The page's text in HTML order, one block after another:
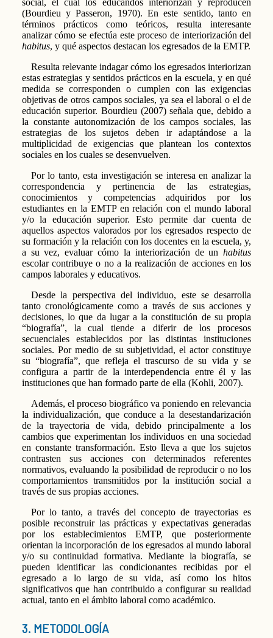
(Bourdieu y Passeron, 1970). En este sentido, tanto en
términos prácticos como teóricos, resulta interesante
analizar cómo se efectúa este proceso de interiorización del
habitus, y qué aspectos destacan los egresados de la EMTP.
Resulta relevante indagar cómo los egresados interiorizan
estas estrategias y sentidos prácticos en la escuela, y en qué
medida se corresponden o cumplen con las exigencias
objetivas de otros campos sociales, ya sea el laboral o el de
educación superior. Bourdieu (2007) señala que, debido a
la constante autonomización de los campos sociales, las
estrategias de los sujetos deben ir adaptándose a la
multiplicidad de exigencias que plantean los contextos
sociales en los cuales se desenvuelven.
Por lo tanto, esta investigación se interesa en analizar la
correspondencia y pertinencia de las estrategias,
conocimientos y competencias adquiridos por los
estudiantes en la EMTP en relación con el mundo laboral
y/o la educación superior. Esto permite dar cuenta de
aquellos aspectos valorados por los egresados respecto de
su formación y la relación con los docentes en la escuela, y,
a su vez, evaluar cómo la interiorización de unhabitus
escolar contribuye o no a la realización de acciones en los
campos laborales y educativos.
Desde la perspectiva del individuo, este se desarrolla
tanto cronológicamente como a través de sus acciones y
decisiones, lo que da lugar a la constitución de su propia
“biografía”, la cual tiende a diferir de los procesos
secuenciales establecidos por las distintas instituciones
sociales. Por medio de su subjetividad, el actor constituye
su “biografía”, que refleja el trascurso de su vida y se
configura a partir de la interdependencia entre él y las
instituciones que han formado parte de ella (Kohli, 2007).
Además, el proceso biográfico va poniendo en relevancia
la individualización, que conduce a la desestandarización
de la trayectoria de vida, debido principalmente a los
cambios que experimentan los individuos en una sociedad
en constante transformación. Esto lleva a que los sujetos
contrasten sus acciones con determinados referentes
normativos, evaluando la posibilidad de reproducir o no los
comportamientos transmitidos por la institución social a
través de sus propias acciones.
Por lo tanto, a través del concepto de trayectorias es
posible reconstruir las prácticas y expectativas generadas
por los establecimientos EMTP, que posteriormente
orientan la incorporación de los egresados al mundo laboral
y/o su continuidad formativa. Mediante la biografía, se
pueden identificar las condicionantes recibidas por el
egresado a lo largo de su vida, así como los hitos
significativos que han contribuido a configurar su realidad
actual, tanto en el ámbito laboral como académico.
3. METODOLOGÍA